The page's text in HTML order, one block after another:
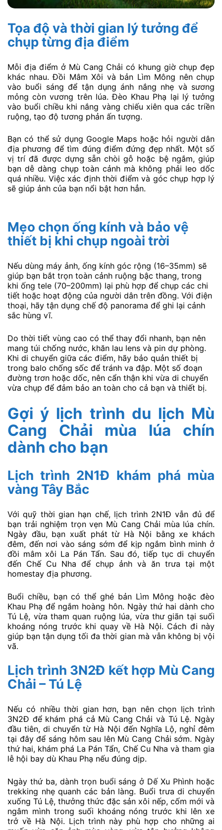
Tọa độ và thời gian lý tưởng để
chụp từng địa điểm
Mỗi địa điểm ở Mù Cang Chải có khung giờ chụp đẹp
khác nhau. Đồi Mâm Xôi và bản Lìm Mông nên chụp
vào buổi sáng để tận dụng ánh nắng nhẹ và sương
mỏng còn vương trên lúa. Đèo Khau Phạ lại lý tưởng
vào buổi chiều khi nắng vàng chiếu xiên qua các triền
ruộng, tạo độ tương phản ấn tượng.
Bạn có thể sử dụng Google Maps hoặc hỏi người dân
địa phương để tìm đúng điểm đứng đẹp nhất. Một số
vị trí đã được dựng sẵn chòi gỗ hoặc bệ ngắm, giúp
bạn dễ dàng chụp toàn cảnh mà không phải leo dốc
quá nhiều. Việc xác định thời điểm và góc chụp hợp lý
sẽ giúp ảnh của bạn nổi bật hơn hẳn.
Mẹo chọn ống kính và bảo vệ
thiết bị khi chụp ngoài trời
giúp bạn bắt trọn toàn cảnh ruộng bậc thang, trong
khi ống tele (70–200mm) lại phù hợp để chụp các chi
tiết hoặc hoạt động của người dân trên đồng. Với điện
thoại, hãy tận dụng chế độ panorama để ghi lại cảnh
sắc hùng vĩ.
Do thời tiết vùng cao có thể thay đổi nhanh, bạn nên
mang túi chống nước, khăn lau lens và pin dự phòng.
Khi di chuyển giữa các điểm, hãy bảo quản thiết bị
đường trơn hoặc dốc, nên cẩn thận khi vừa di chuyển
vừa chụp để đảm bảo an toàn cho cả bạn và thiết bị.
Gợi ý lịch trình du lịch Mù
Cang Chải mùa lúa chín
dành cho bạn
Lịch trình 2N1Đ khám phá mùa
vàng Tây Bắc
Với quỹ thời gian hạn chế, lịch trình 2N1Đ vẫn đủ để
Ngày đầu, bạn xuất phát từ Hà Nội bằng xe khách
đêm, đến nơi vào sáng sớm để kịp ngắm bình minh ở
đồi mâm xôi La Pán Tẩn. Sau đó, tiếp tục di chuyển
homestay địa phương.
Buổi chiều, bạn có thể ghé bản Lìm Mông hoặc đèo
Khau Phạ để ngắm hoàng hôn. Ngày thứ hai dành cho
Tú Lệ, vừa tham quan ruộng lúa, vừa thư giãn tại suối
khoáng nóng trước khi quay về Hà Nội. Cách đi này
vã.
Lịch trình 3N2Đ kết hợp Mù Cang
Chải – Tú Lệ